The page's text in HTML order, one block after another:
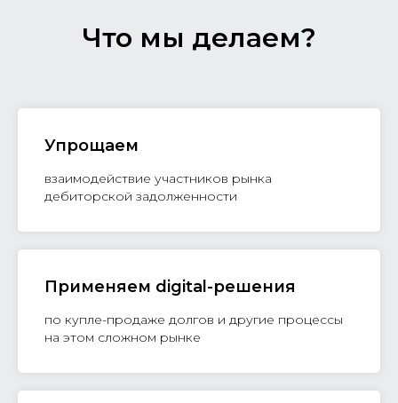
Что мы делаем?
Упрощаем
взаимодействие участников рынка
дебиторской задолженности
Применяем digital-решения
по купле-продаже долгов и другие процессы
на этом сложном рынке